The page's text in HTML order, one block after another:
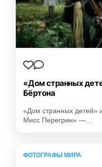
«Дом странных
Бёртона
«Дом странных детей»
Мисс Перегрин» —…
ФОТОГРАФЫ МИРА